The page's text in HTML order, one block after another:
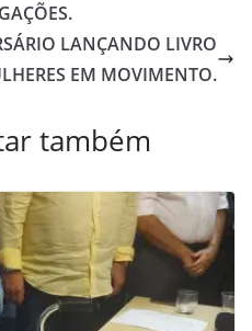
LANÇANDO LIVRO
EM MOVIMENTO.
também